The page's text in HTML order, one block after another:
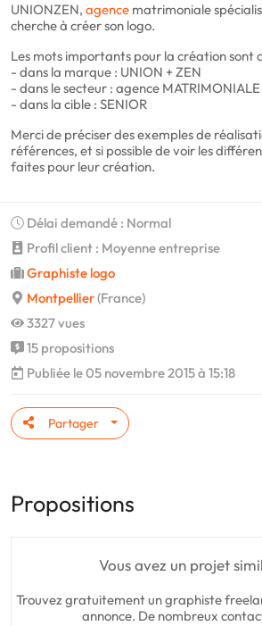
UNIONZEN, agence matrimoniale
cherche à créer son logo.
Les mots importants pour la création sont
- dans la marque : UNION + ZEN
- dans le secteur : agence MATRIMONIALE
- dans la cible : SENIOR
Merci de préciser des exemples de
références, et si possible de voir les
faites pour leur création.
Délai demandé : Normal
Profil client : Moyenne entreprise
Graphiste logo
Montpellier(France)
3327 vues
15 propositions
Publiée le 05 novembre 2015 à 15:18
Partager
Propositions
Vous avez un projet
Trouvez gratuitement un graphiste
annonce. De nombreux